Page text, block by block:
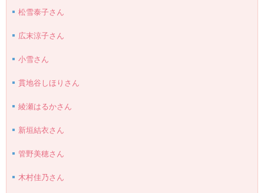
松雪泰子さん
広末涼子さん
小雪さん
貫地谷しほりさん
綾瀬はるかさん
新垣結衣さん
管野美穂さん
木村佳乃さん